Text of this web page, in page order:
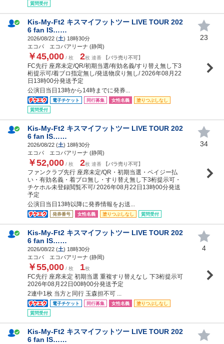
質問受付
Kis-My-Ft2 キスマイフットツー LIVE TOUR 202
6 fan IS……
2026/08/22 (土) 18時30分
エコパ エコパアリーナ (静岡)
￥45,000 / 枚 2枚 連番 【バラ売り不可】
FC先行 座席未定/QR/初期当選/有効名義/すり替え無し下3
桁提示可/着ブロ指定無し/発送物戻り無し/ 2026年08月22
日13時00分発送予定
公演日当日13時から14時までに発券...
電子チケット 同行募集 女性名義
塗りつぶしなし
質問受付
23
Kis-My-Ft2 キスマイフットツー LIVE TOUR 202
6 fan IS……
2026/08/22 (土) 18時30分
エコパ エコパアリーナ (静岡)
￥52,000 / 枚 2枚 連番 【バラ売り不可】
ファンクラブ先行 座席未定/QR・初期当選・ペイジー払
い・有効名義・着ブロ無し・すり替え無し下3桁提示可・
チケホル未登録閲覧不可/ 2026年08月22日13時00分発送
予定
公演日当日13時以降に発券情報をお送...
発券番号 女性名義 塗りつぶしなし 質問受付
34
Kis-My-Ft2 キスマイフットツー LIVE TOUR 202
6 fan IS……
2026/08/22 (土) 18時30分
エコパ エコパアリーナ (静岡)
￥55,000 / 枚 1枚
FC先行 座席未定 初期当選 重複すり替えなし 下3桁提示可
2026年08月22日00時00分発送予定
2連中1枚 当方と同行 玉森担不可 ...
電子チケット 同行募集 女性名義
塗りつぶしなし
質問受付
4
Kis-My-Ft2 キスマイフットツー LIVE TOUR 202
6 fan IS……